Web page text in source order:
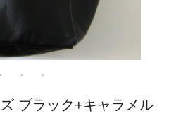
ブラック+キャラメル